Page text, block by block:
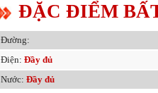
ĐẶC ĐIỂM
Đường:
Điện: Đầy đủ
Nước: Đầy đủ